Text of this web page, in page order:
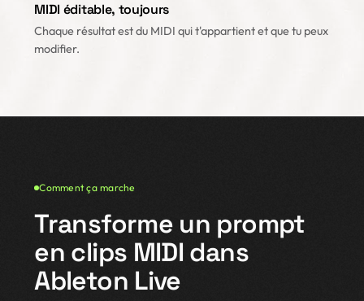
MIDI éditable, toujours
Chaque résultat est du MIDI qui t'appartient et que tu peux
modifier.
Comment ça marche
Transforme un prompt
en clips MIDI dans
Ableton Live